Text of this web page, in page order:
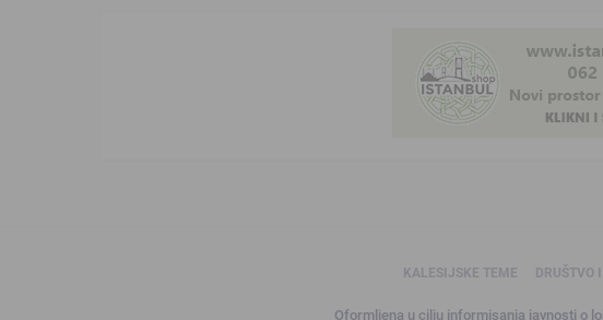
KALESIJSKE TEME DRUŠTVO
Oformljena u cilju informisanja javnosti o